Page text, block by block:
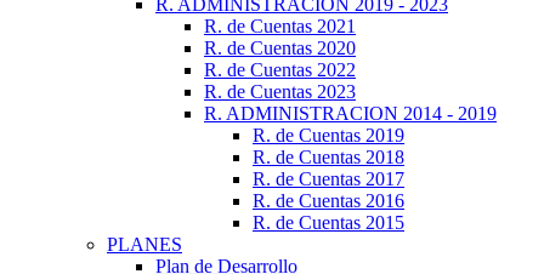
R. ADMINISTRACION 2019 - 2023
R. de Cuentas 2021
R. de Cuentas 2020
R. de Cuentas 2022
R. de Cuentas 2023
R. ADMINISTRACION 2014 - 2019
R. de Cuentas 2019
R. de Cuentas 2018
R. de Cuentas 2017
R. de Cuentas 2016
R. de Cuentas 2015
PLANES
Plan de Desarrollo